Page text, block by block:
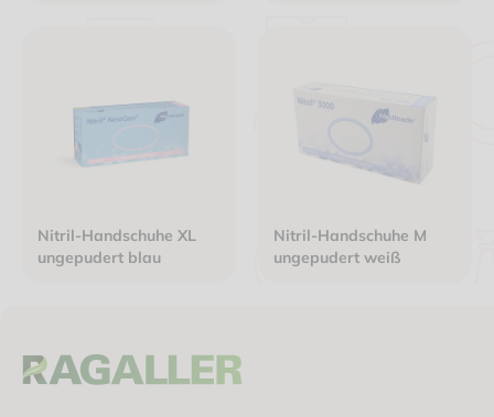
Nitril-Handschuhe XL
ungepudert blau
Nitril-Handschuhe M
ungepudert weiß